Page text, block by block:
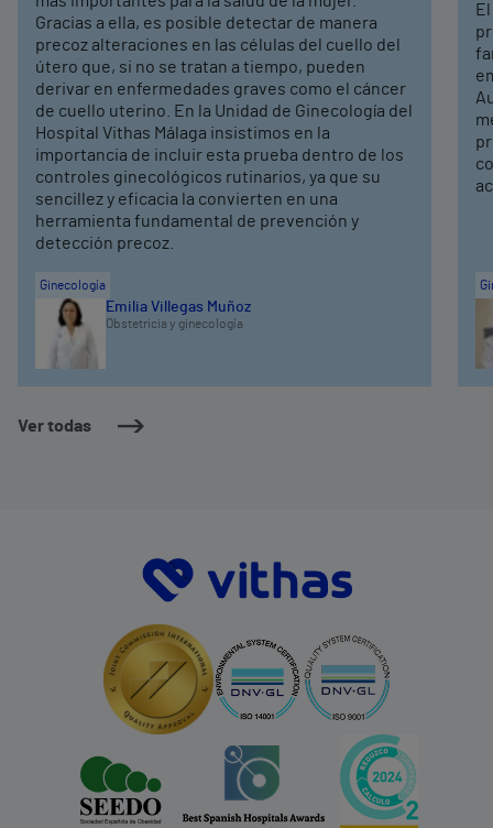
Ver todas
Gracias a ella, es posible detectar de manera
precoz alteraciones en las células del cuello del
útero que, si no se tratan a tiempo, pueden
derivar en enfermedades graves como el cáncer
de cuello uterino. En la Unidad de Ginecología del
Hospital Vithas Málaga insistimos en la
importancia de incluir esta prueba dentro de los
controles ginecológicos rutinarios, ya que su
sencillez y eficacia la convierten en una
herramienta fundamental de prevención y
detección precoz.
Ginecología
Emilia Villegas Muñoz
Obstetricia y ginecología